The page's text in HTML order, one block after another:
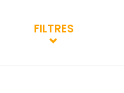
FILTRES